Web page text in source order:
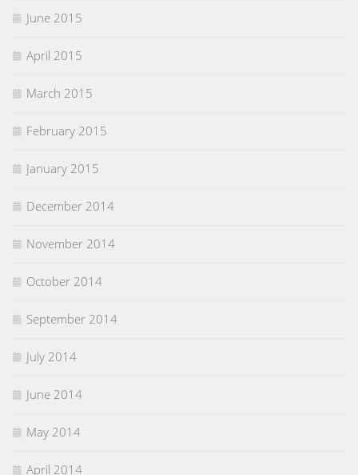
June 2015
April 2015
March 2015
February 2015
January 2015
December 2014
November 2014
October 2014
September 2014
July 2014
June 2014
May 2014
April 2014